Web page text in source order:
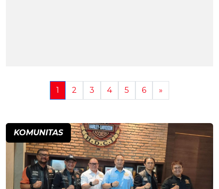
1 2 3 4 5 6 »
KOMUNITAS